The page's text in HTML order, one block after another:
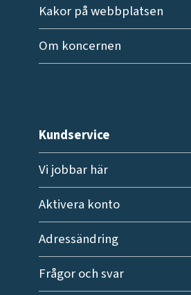
Kakor på webbplatsen
Om koncernen
Kundservice
Vi jobbar här
Aktivera konto
Adressändring
Frågor och svar